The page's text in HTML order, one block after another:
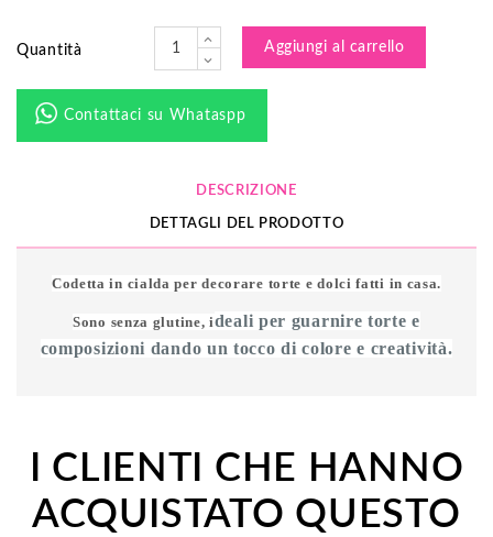
Quantità Aggiungi al carrello
Contattaci su Whataspp
DESCRIZIONE
DETTAGLI DEL PRODOTTO
Codetta in cialda per decorare torte edolci fatti in casa.
Sono senza glutine, ideali per guarnire torte e
composizioni dando un tocco di colore e creatività.
I CLIENTI CHE HANNO
ACQUISTATO QUESTO